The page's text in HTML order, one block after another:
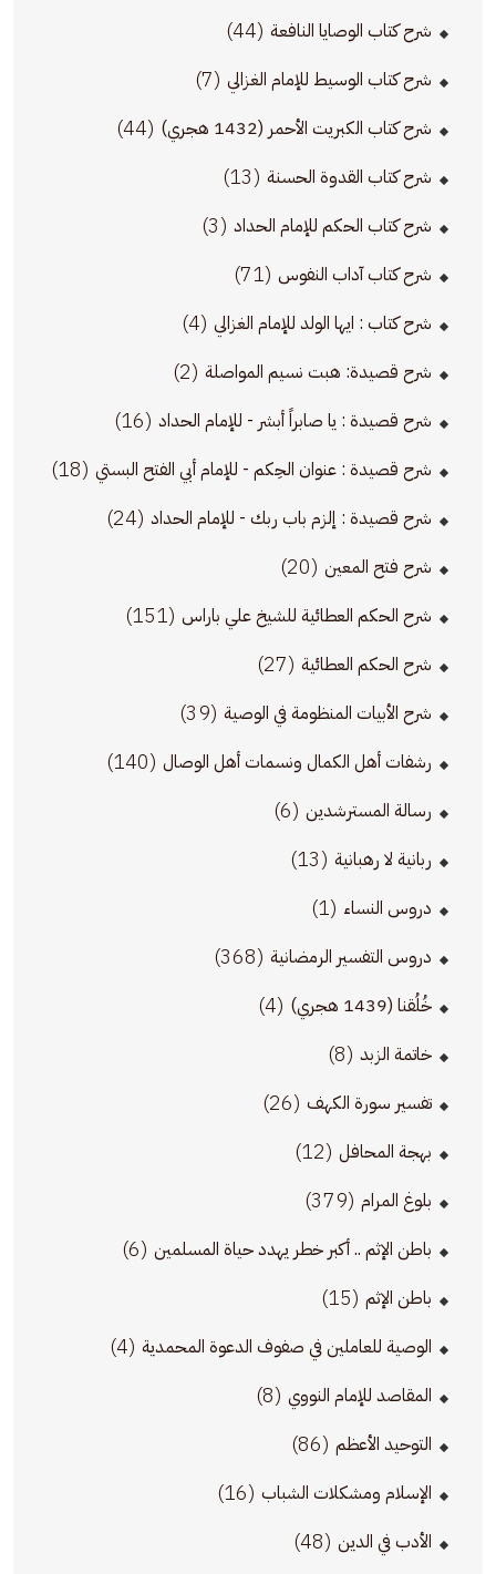
شرح كتاب الوصايا النافعة (44)
شرح كتاب الوسيط للإمام الغزالي (7)
شرح كتاب الكبريت الأحمر (1432 هجري) (44)
شرح كتاب القدوة الحسنة (13)
شرح كتاب الحكم للإمام الحداد (3)
شرح كتاب آداب النفوس (71)
شرح كتاب : ايها الولد للإمام الغزالي (4)
شرح قصيدة: هبت نسيم المواصلة (2)
شرح قصيدة : يا صابراً أبشر - للإمام الحداد (16)
شرح قصيدة : عنوان الحِكم - للإمام أبي الفتح البستي (18)
شرح قصيدة : إلزم باب ربك - للإمام الحداد (24)
شرح فتح المعين (20)
شرح الحكم العطائية للشيخ علي باراس (151)
شرح الحكم العطائية (27)
شرح الأبيات المنظومة في الوصية (39)
رشفات أهل الكمال ونسمات أهل الوصال (140)
رسالة المسترشدين (6)
ربانية لا رهبانية (13)
دروس النساء (1)
دروس التفسير الرمضانية (368)
خُلُقنا (1439 هجري) (4)
خاتمة الزبد (8)
تفسير سورة الكهف (26)
بهجة المحافل (12)
بلوغ المرام (379)
باطن الإثم .. أكبر خطر يهدد حياة المسلمين (6)
باطن الإثم (15)
الوصية للعاملين في صفوف الدعوة المحمدية (4)
المقاصد للإمام النووي (8)
التوحيد الأعظم (86)
الإسلام ومشكلات الشباب (16)
الأدب في الدين (48)